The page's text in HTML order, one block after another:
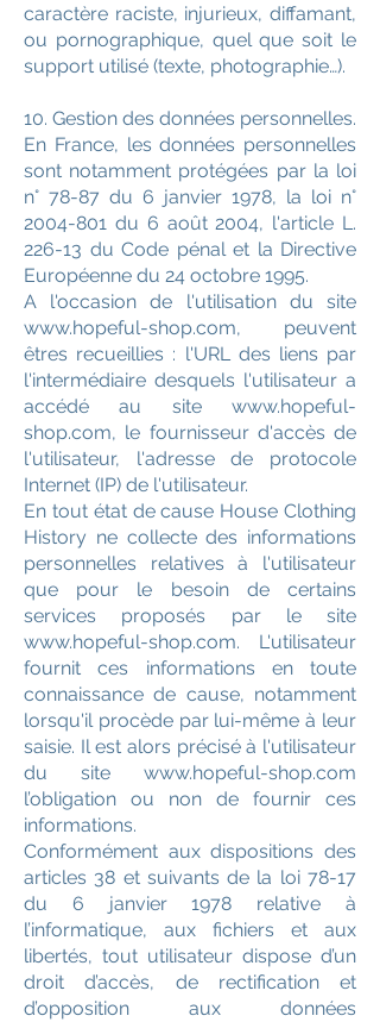
caractère raciste, injurieux, diffamant,
ou pornographique, quel que soit le
support utilisé (texte, photographie…).
10. Gestion des données personnelles.
En France, les données personnelles
sont notamment protégées par la loi
n° 78-87 du 6 janvier 1978, la loi n°
2004-801 du 6 août 2004, l'article L.
226-13 du Code pénal et la Directive
Européenne du 24 octobre 1995.
A l'occasion de l'utilisation du site
www.hopeful-shop.com, peuvent
êtres recueillies : l'URL des liens par
l'intermédiaire desquels l'utilisateur a
accédé au site www.hopeful-
shop.com, le fournisseur d'accès de
l'utilisateur, l'adresse de protocole
Internet (IP) de l'utilisateur.
En tout état de cause House Clothing
History ne collecte des informations
personnelles relatives à l'utilisateur
que pour le besoin de certains
services proposés par le site
www.hopeful-shop.com. L'utilisateur
fournit ces informations en toute
connaissance de cause, notamment
lorsqu'il procède par lui-même à leur
saisie. Il est alors précisé à l'utilisateur
du site www.hopeful-shop.com
l’obligation ou non de fournir ces
informations.
Conformément aux dispositions des
articles 38 et suivants de la loi 78-17
du 6 janvier 1978 relative à
l’informatique, aux fichiers et aux
libertés, tout utilisateur dispose d’un
droit d’accès, de rectification et
d’opposition aux données